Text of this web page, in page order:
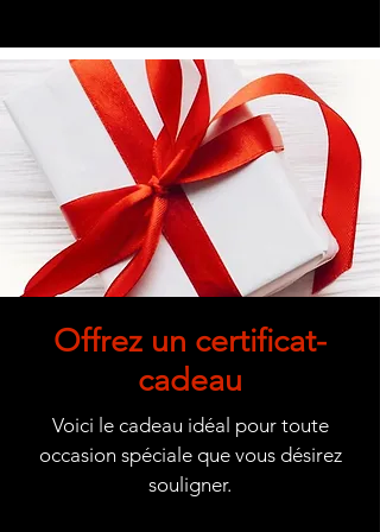
Offrez un certificat-
cadeau
Voici le cadeau idéal pour toute
occasion spéciale que vous désirez
souligner.